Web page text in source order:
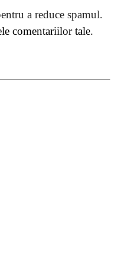
a reduce spamul.
comentariilor tale.